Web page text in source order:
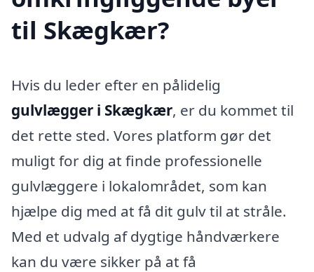
til Skægkær?
Hvis du leder efter en pålidelig
gulvlægger i Skægkær, er du kommet til
det rette sted. Vores platform gør det
muligt for dig at finde professionelle
gulvlæggere i lokalområdet, som kan
hjælpe dig med at få dit gulv til at stråle.
Med et udvalg af dygtige håndværkere
kan du være sikker på at få